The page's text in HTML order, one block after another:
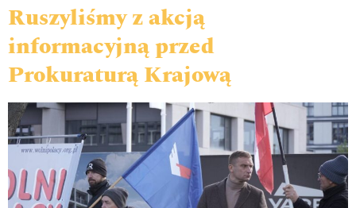
Ruszyliśmy z akcją
informacyjną przed
Prokuraturą Krajową